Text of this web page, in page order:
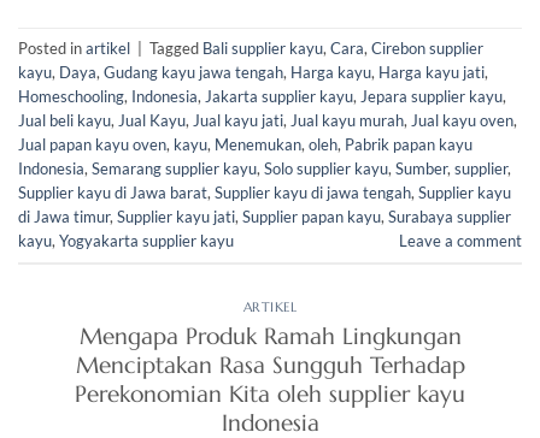
Posted inartikel Tagged Bali supplier kayu,Cara,Cirebon supplier
kayu, Daya,Gudang kayu jawa tengah, Harga kayu, Harga kayu jati,
Homeschooling, Indonesia,Jakarta supplier kayu,Jepara supplier kayu,
Jual beli kayu,Jual Kayu,Jual kayu jati,Jual kayu murah,Jual kayu oven,
Jual papan kayu oven, kayu, Menemukan,oleh, Pabrik papan kayu
Indonesia,Semarang supplier kayu,Solo supplier kayu,Sumber,supplier,
Supplier kayu di Jawa barat,Supplier kayu di jawa tengah,Supplier kayu
di Jawa timur,Supplier kayu jati,Supplier papan kayu,Surabaya supplier
kayu,Yogyakarta supplier kayu Leave a comment
ARTIKEL
Mengapa Produk Ramah Lingkungan
Menciptakan Rasa Sungguh Terhadap
Perekonomian Kita oleh supplier kayu
Indonesia